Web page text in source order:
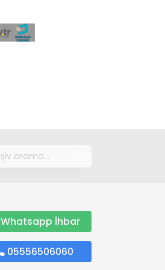
Whatsapp İhbar
05556506060